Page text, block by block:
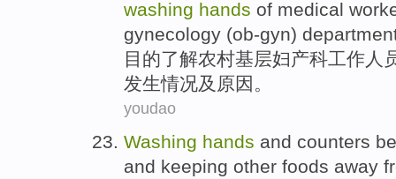
washing hands of medical
gynecology (ob-gyn)
目的了解农村基层妇产科工作人
发生情况及原因。
youdao
Washing hands and counters
and keeping other foods away